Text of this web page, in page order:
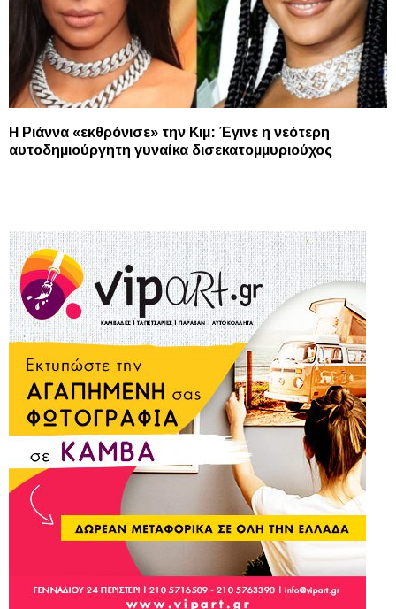
Η Ριάννα «εκθρόνισε» την Κιμ: Έγινε η νεότερη
αυτοδημιούργητη γυναίκα δισεκατομμυριούχος